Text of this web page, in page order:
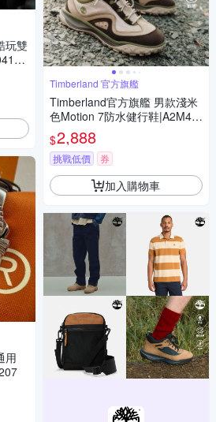
玩雙
用
Timberland 官方旗艦
Timberland官方旗艦 男款淺米
色Motion 7防水健行鞋|A2M4N
EN7
$2,888
挑戰低價 券
加入購物車